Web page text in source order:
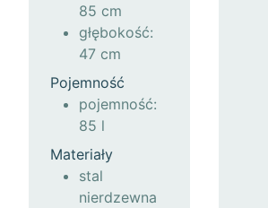
85 cm
głębokość:
47 cm
Pojemność
pojemność:
85 l
Materiały
stal
nierdzewna